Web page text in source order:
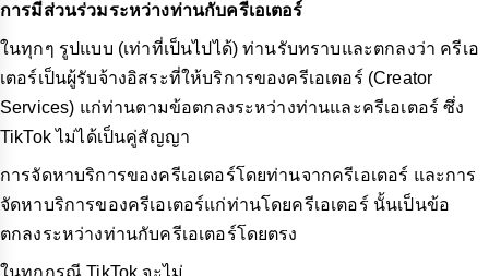
การมีส่วนร่วมระหว่างท่านกับครีเอเตอร์
ในทุกๆ รูปแบบ (เท่าที่เป็นไปได้) ท่านรับทราบและตกลงว่า ครีเอ
เตอร์เป็นผู้รับจ้างอิสระที่ให้บริการของครีเอเตอร์ (Creator
Services) แก่ท่านตามข้อตกลงระหว่างท่านและครีเอเตอร์ ซึ่ง
TikTok ไม่ได้เป็นคู่สัญญา
การจัดหาบริการของครีเอเตอร์โดยท่านจากครีเอเตอร์ และการ
จัดหาบริการของครีเอเตอร์แก่ท่านโดยครีเอเตอร์ นั้นเป็นข้อ
ตกลงระหว่างท่านกับครีเอเตอร์โดยตรง
ในทุกกรณี TikTok จะไม่